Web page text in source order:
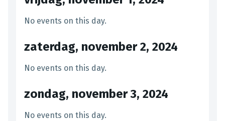
No events on this day.
zaterdag, november 2, 2024
No events on this day.
zondag, november 3, 2024
No events on this day.